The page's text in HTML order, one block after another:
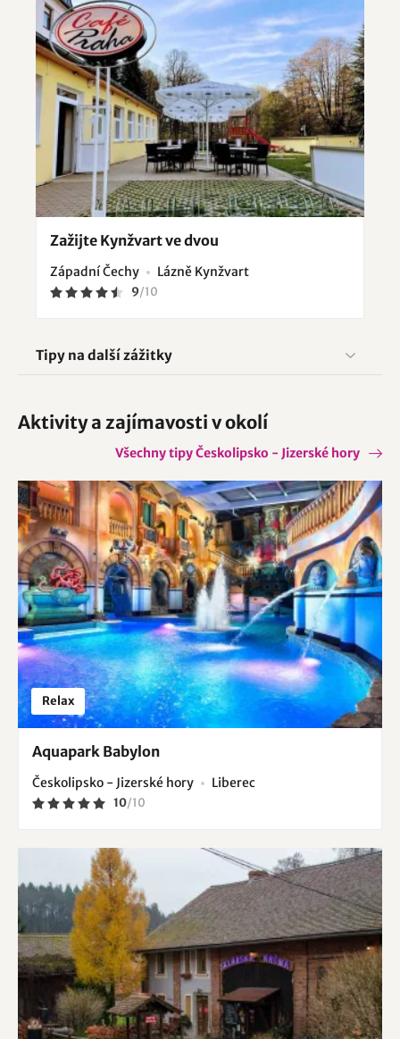
Zažijte Kynžvart ve dvou
Západní Čechy Lázně Kynžvart
9/10
Tipy na další zážitky
Aktivity a zajímavosti v okolí
Všechny tipy Českolipsko - Jizerské hory
Relax
Aquapark Babylon
Českolipsko - Jizerské hory Liberec
10/10